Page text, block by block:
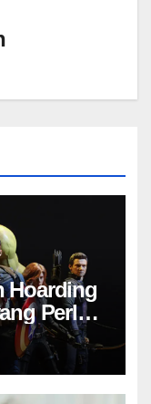
Hoarding
Perlu